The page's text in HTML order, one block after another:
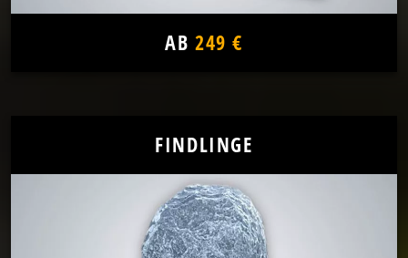
AB 249 €
FINDLINGE